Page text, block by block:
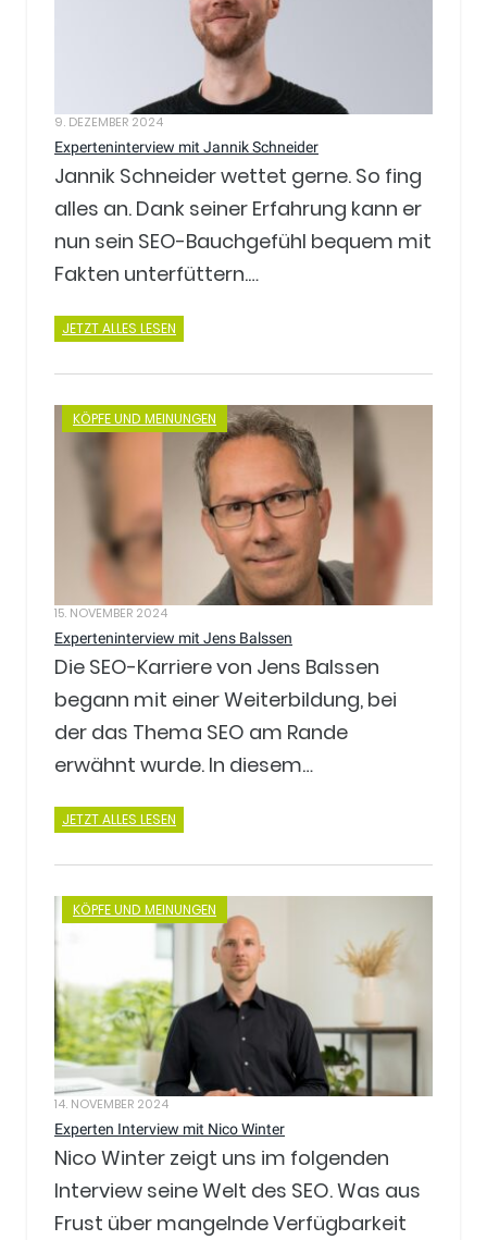
9. DEZEMBER 2024
Experteninterview mit Jannik Schneider
Jannik Schneider wettet gerne. So fing
alles an. Dank seiner Erfahrung kann er
nun sein SEO-Bauchgefühl bequem mit
Fakten unterfüttern.…
JETZT ALLES LESEN
KÖPFE UND MEINUNGEN
15. NOVEMBER 2024
Experteninterview mit Jens Balssen
Die SEO-Karriere von Jens Balssen
begann mit einer Weiterbildung, bei
der das Thema SEO am Rande
erwähnt wurde. In diesem…
JETZT ALLES LESEN
KÖPFE UND MEINUNGEN
14. NOVEMBER 2024
Experten Interview mit Nico Winter
Nico Winter zeigt uns im folgenden
Interview seine Welt des SEO. Was aus
Frust über mangelnde Verfügbarkeit